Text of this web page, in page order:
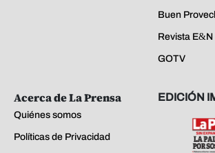
Buen
Revista E&N
GOTV
Acerca de La Prensa
Quiénes somos
Políticas de Privacidad
EDICIÓN